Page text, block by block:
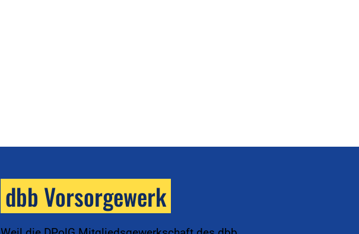
dbb Vorsorgewerk